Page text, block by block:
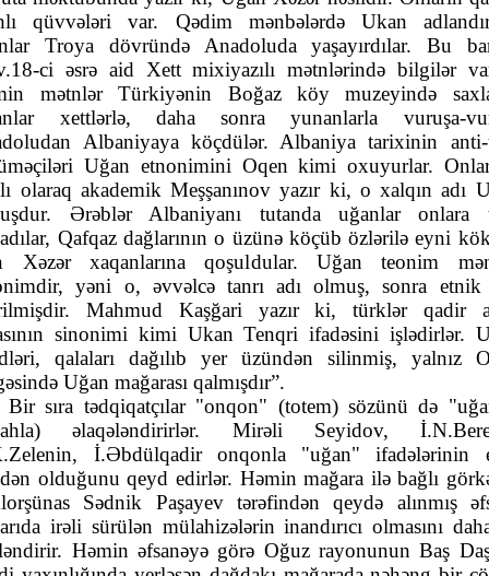
qüvvələri var. Qədim mənbələrdə Ukan
Troya dövründə Anadoluda yaşayırdılar. Bu
ci əsrə aid Xett mixiyazılı mətnlərində bilgilər
mətnlər Türkiyənin Boğaz köy muzeyində
xettlərlə, daha sonra yunanlarla vuruşa-
Albaniyaya köçdülər. Albaniya tarixinin
Uğan etnonimini Oqen kimi oxuyurlar.
olaraq akademik Meşşanınov yazır ki, o xalqın adı
Ərəblər Albaniyanı tutanda uğanlar onlara
Qafqaz dağlarının o üzünə köçüb özlərilə eyni
Xəzər xaqanlarına qoşuldular. Uğan teonim
yəni o, əvvəlcə tanrı adı olmuş, sonra etnik
Mahmud Kaşğari yazır ki, türklər qadir
sinonimi kimi Ukan Tenqri ifadəsini işlədirlər.
qalaları dağılıb yer üzündən silinmiş, yalnız
Uğan mağarası qalmışdır”.
Bir sıra tədqiqatçılar "onqon" (totem) sözünü də
əlaqələndirirlər. Mirəli Seyidov,
İ.Əbdülqadir onqonla "uğan" ifadələrinin
olduğunu qeyd edirlər. Həmin mağara ilə bağlı
Sədnik Paşayev tərəfindən qeydə alınmış
irəli sürülən mülahizələrin inandırıcı olmasını
Həmin əfsanəyə görə Oğuz rayonunun Baş